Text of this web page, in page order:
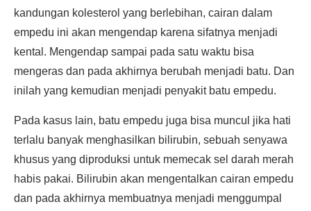
kandungan kolesterol yang berlebihan, cairan dalam
empedu ini akan mengendap karena sifatnya menjadi
kental. Mengendap sampai pada satu waktu bisa
mengeras dan pada akhirnya berubah menjadi batu. Dan
inilah yang kemudian menjadi penyakit batu empedu.
Pada kasus lain, batu empedu juga bisa muncul jika hati
terlalu banyak menghasilkan bilirubin, sebuah senyawa
khusus yang diproduksi untuk memecak sel darah merah
habis pakai. Bilirubin akan mengentalkan cairan empedu
dan pada akhirnya membuatnya menjadi menggumpal